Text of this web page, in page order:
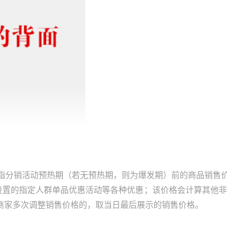
销活动预热期（若无预热期，则为爆发期）前的商品销售
的指定人群单品优惠活动等各种优惠；该价格会计算其他
多次调整销售价格的，取当日最后展示的销售价格。